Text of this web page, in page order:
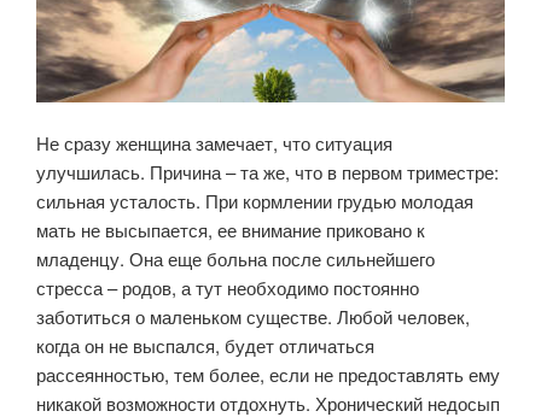
Не сразу женщина замечает, что ситуация
улучшилась. Причина – та же, что в первом триместре:
сильная усталость. При кормлении грудью молодая
мать не высыпается, ее внимание приковано к
младенцу. Она еще больна после сильнейшего
стресса – родов, а тут необходимо постоянно
заботиться о маленьком существе. Любой человек,
когда он не выспался, будет отличаться
рассеянностью, тем более, если не предоставлять ему
никакой возможности отдохнуть. Хронический недосып